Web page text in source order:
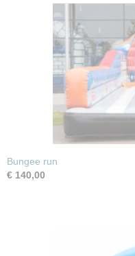
Bungee run
€ 140,00